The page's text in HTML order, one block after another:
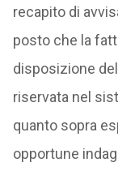
recapito di
posto che la
disposizione
riservata nel
quanto sopra
opportune